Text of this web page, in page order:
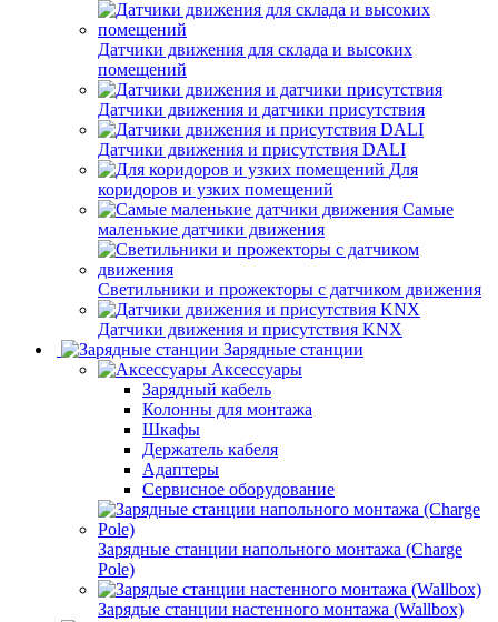
Датчики движения для склада и высоких
помещений
Датчики движения и датчики присутствия
Датчики движения и присутствия DALI
Для
коридоров и узких помещений
Самые
маленькие датчики движения
Светильники и прожекторы с датчиком движения
Датчики движения и присутствия KNX
Зарядные станции
Аксессуары
Зарядный кабель
Колонны для монтажа
Шкафы
Держатель кабеля
Адаптеры
Сервисное оборудование
Зарядные станции напольного монтажа (Charge
Pole)
Зарядые станции настенного монтажа (Wallbox)